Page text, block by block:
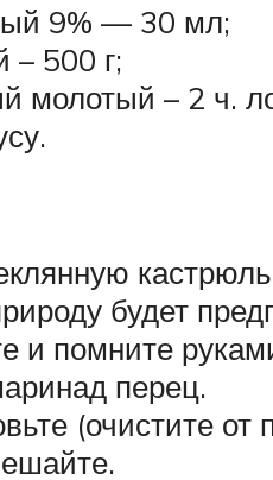
9% — 30 мл;
– 500 г;
молотый – 2 ч.
будет
и помните
перец.
(очистите